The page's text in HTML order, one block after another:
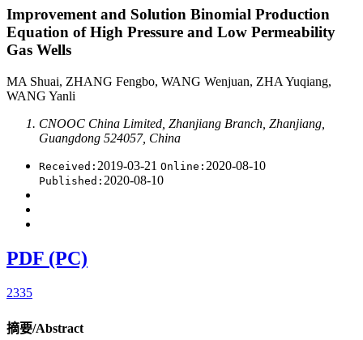
Improvement and Solution Binomial Production
Equation of High Pressure and Low Permeability
Gas Wells
MA Shuai, ZHANG Fengbo, WANG Wenjuan, ZHA Yuqiang,
WANG Yanli
CNOOC China Limited, Zhanjiang Branch, Zhanjiang,
Guangdong 524057, China
Received: 2019-03-21 Online: 2020-08-10
Published: 2020-08-10
PDF (PC)
2335
摘要/Abstract